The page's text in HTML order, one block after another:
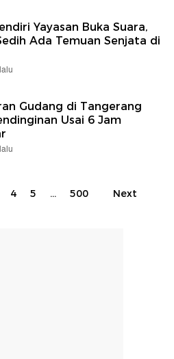
Yayasan Buka Suara,
Ada Temuan Senjata di
Gudang di Tangerang
Usai 6 Jam
4 5 ... 500 Next